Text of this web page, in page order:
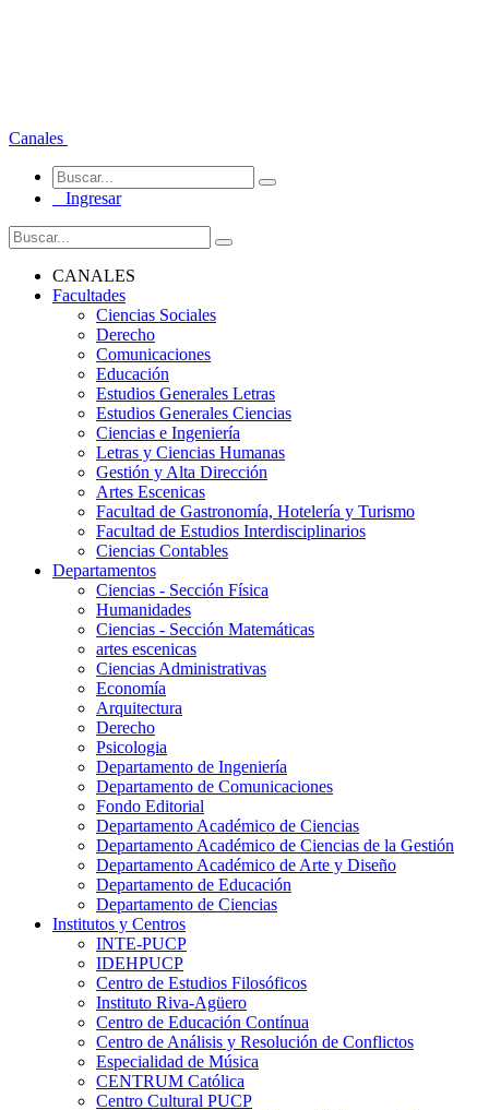
Canales
Ingresar
CANALES
Facultades
Ciencias Sociales
Derecho
Comunicaciones
Educación
Estudios Generales Letras
Estudios Generales Ciencias
Ciencias e Ingeniería
Letras y Ciencias Humanas
Gestión y Alta Dirección
Artes Escenicas
Facultad de Gastronomía, Hotelería y Turismo
Facultad de Estudios Interdisciplinarios
Ciencias Contables
Departamentos
Ciencias - Sección Física
Humanidades
Ciencias - Sección Matemáticas
artes escenicas
Ciencias Administrativas
Economía
Arquitectura
Derecho
Psicologia
Departamento de Ingeniería
Departamento de Comunicaciones
Fondo Editorial
Departamento Académico de Ciencias
Departamento Académico de Ciencias de la Gestión
Departamento Académico de Arte y Diseño
Departamento de Educación
Departamento de Ciencias
Institutos y Centros
INTE-PUCP
IDEHPUCP
Centro de Estudios Filosóficos
Instituto Riva-Agüero
Centro de Educación Contínua
Centro de Análisis y Resolución de Conflictos
Especialidad de Música
CENTRUM Católica
Centro Cultural PUCP